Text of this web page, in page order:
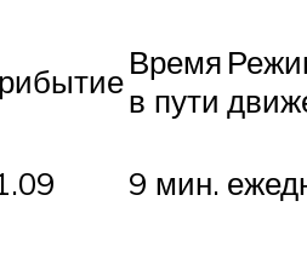
Время
в пути
9 мин.